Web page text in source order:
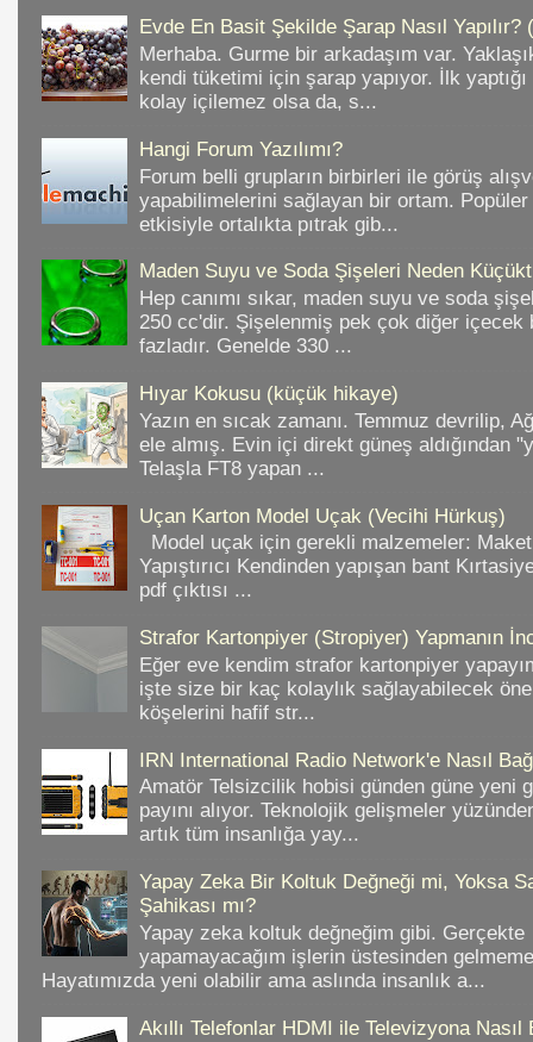
Evde En Basit Şekilde Şarap Nasıl Yapılır?
Merhaba. Gurme bir arkadaşım var.
kendi tüketimi için şarap yapıyor. İlk
kolay içilemez olsa da, s...
Hangi Forum Yazılımı?
Forum belli grupların birbirleri ile görüş
yapabilimelerini sağlayan bir ortam. Popüler
etkisiyle ortalıkta pıtrak gib...
Maden Suyu ve Soda Şişeleri Neden
Hep canımı sıkar, maden suyu ve soda
250 cc'dir. Şişelenmiş pek çok diğer içecek
fazladır. Genelde 330 ...
Hıyar Kokusu (küçük hikaye)
Yazın en sıcak zamanı. Temmuz devrilip,
ele almış. Evin içi direkt güneş aldığından
Telaşla FT8 yapan ...
Uçan Karton Model Uçak (Vecihi Hürkuş)
Model uçak için gerekli malzemeler: Maket
Yapıştırıcı Kendinden yapışan bant
pdf çıktısı ...
Strafor Kartonpiyer (Stropiyer) Yapmanın
Eğer eve kendim strafor kartonpiyer
işte size bir kaç kolaylık sağlayabilecek
köşelerini hafif str...
IRN International Radio Network'e Nasıl
Amatör Telsizcilik hobisi günden güne yeni
payını alıyor. Teknolojik gelişmeler
artık tüm insanlığa yay...
Yapay Zeka Bir Koltuk Değneği mi, Yoksa
Şahikası mı?
Yapay zeka koltuk değneğim gibi. Gerçekte
yapamayacağım işlerin üstesinden
Hayatımızda yeni olabilir ama aslında insanlık a...
Akıllı Telefonlar HDMI ile Televizyona Nasıl